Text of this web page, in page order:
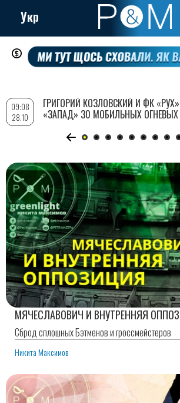
Перейти
содержанию
Укр
МЯЧЕСЛАВОВИЧ И ВНУТРЕННЯЯ
Сброд сплошных Бэтменов и гроссмейстеров
Никита Максимов
09:08
28.10
ГРИГОРИЙ КОЗЛОВСКИЙ И ФК
«ЗАПАД» 30 МОБИЛЬНЫХ ОГНЕВЫХ